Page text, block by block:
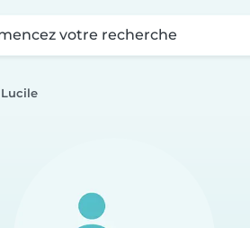
votre recherche
Lucile